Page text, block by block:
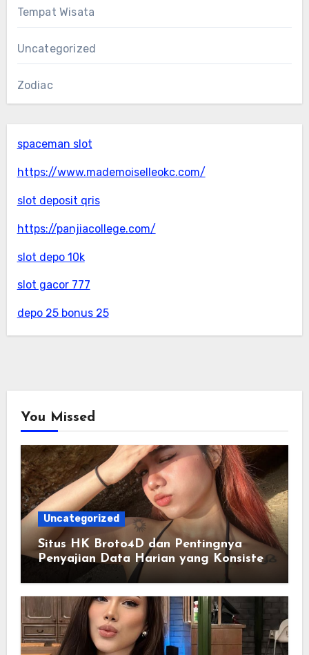
Tempat Wisata
Uncategorized
Zodiac
spaceman slot
https://www.mademoiselleokc.com/
slot deposit qris
https://panjiacollege.com/
slot depo 10k
slot gacor 777
depo 25 bonus 25
You Missed
Uncategorized
Situs HK Broto4D dan Pentingnya
Penyajian Data Harian yang Konsisten